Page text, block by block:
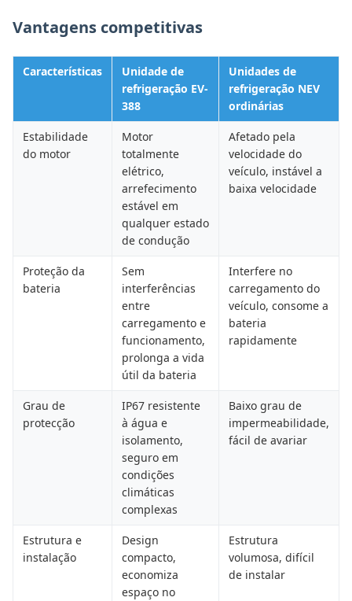
Vantagens competitivas
Características
Unidade de
refrigeração EV-
388
Unidades de
refrigeração NEV
ordinárias
Estabilidade
do motor
Motor
totalmente
elétrico,
arrefecimento
estável em
qualquer estado
de condução
Afetado pela
velocidade do
veículo, instável a
baixa velocidade
Proteção da
bateria
Sem
interferências
entre
carregamento e
funcionamento,
prolonga a vida
útil da bateria
Interfere no
carregamento do
veículo, consome a
bateria
rapidamente
Grau de
protecção
IP67 resistente
à água e
isolamento,
seguro em
condições
climáticas
complexas
Baixo grau de
impermeabilidade,
fácil de avariar
Estrutura e
instalação
Design
compacto,
economiza
espaço no
Estrutura
volumosa, difícil
de instalar